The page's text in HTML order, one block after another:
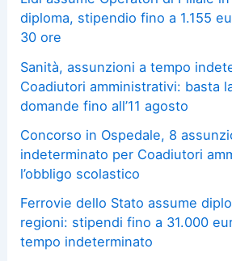
diploma, stipendio fino a 1.155
30 ore
Sanità, assunzioni a tempo
Coadiutori amministrativi: basta
domande fino all’11 agosto
Concorso in Ospedale, 8
indeterminato per Coadiutori
l’obbligo scolastico
Ferrovie dello Stato assume
regioni: stipendi fino a 31.000
tempo indeterminato